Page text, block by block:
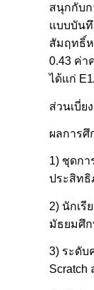
สนุกกับก
แบบบันทึ
สัมฤทธิ์ห
0.43 ค่า
ได้แก่
ส่วนเบี่ย
ผลการศึ
1) ชุดกา
ประสิทธิ
2) นักเรี
มัธยมศึก
3) ระดับ
Scratch